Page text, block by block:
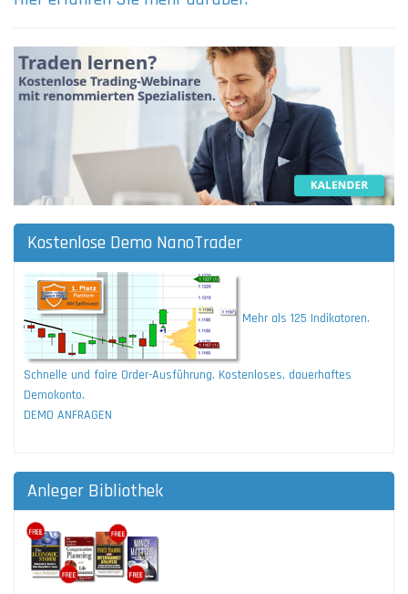
Kostenlose Demo NanoTrader
Mehr als 125 Indikatoren.
Schnelle und faire Order-Ausführung. Kostenloses, dauerhaftes
Demokonto.
DEMO ANFRAGEN
Anleger Bibliothek